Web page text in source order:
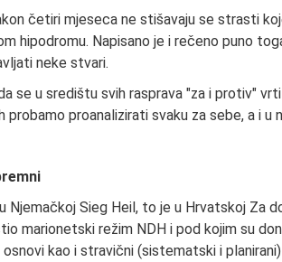
četiri mjeseca ne stišavaju se strasti
hipodromu. Napisano je i rečeno puno
neke stvari.
se u središtu svih rasprava "za i protiv"
probamo proanalizirati svaku za sebe, a i u
Njemačkoj Sieg Heil, to je u Hrvatskoj Za
marionetski režim NDH i pod kojim su
osnovi kao i stravični (sistematski i